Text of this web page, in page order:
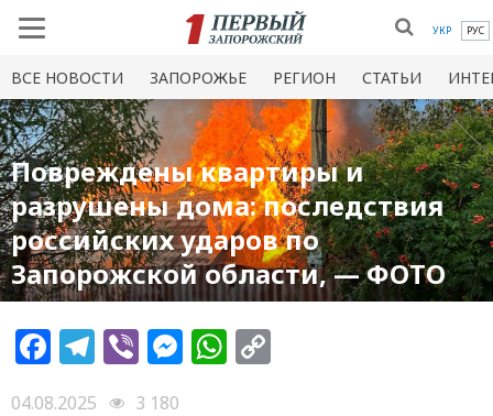
УКР РУС
ВСЕ НОВОСТИ ЗАПОРОЖЬЕ РЕГИОН СТАТЬИ
Повреждены квартиры и
разрушены дома: последствия
российских ударов по
Запорожской области, — ФОТО
Facebook
Telegram
ViberMessenger
WhatsApp
04.08.2025
3 180